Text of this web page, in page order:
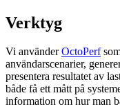
Verktyg
Vi använderOctoPerf
användarscenarier,
presentera resultatet av
både få ett mått på
information om hur man